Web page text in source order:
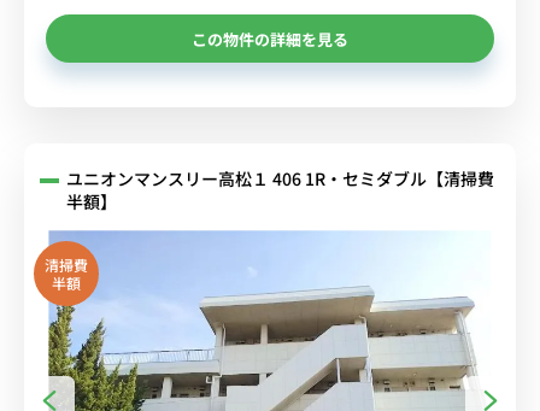
この物件の詳細を見る
ユニオンマンスリー高松１ 406 1R・セミダブル【清掃費
半額】
清掃費
半額